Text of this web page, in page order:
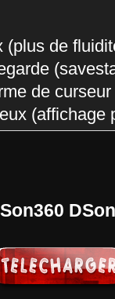
(plus de
de
(affichage